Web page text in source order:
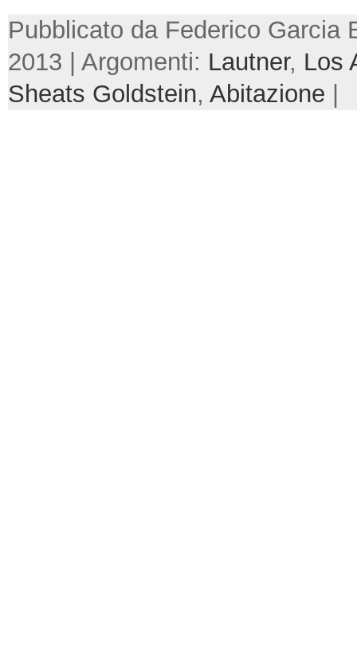
Pubblicato da Federico Garcia
2013 | Argomenti: Lautner, Los
Sheats Goldstein, Abitazione |